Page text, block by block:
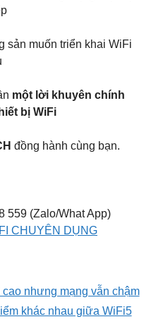
sản muốn triển khai WiFi
một lời khuyên chính
bị WiFi
đồng hành cùng bạn.
559 (Zalo/What App)
CHUYÊN DỤNG
cao nhưng mạng vẫn chậm
khác nhau giữa WiFi5